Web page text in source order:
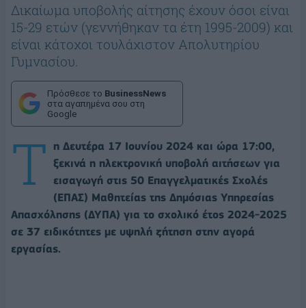
Δικαίωμα υποβολής αίτησης έχουν όσοι είναι
15-29 ετών (γεννήθηκαν τα έτη 1995-2009) και
είναι κάτοχοι τουλάχιστον Απολυτηρίου
Γυμνασίου.
Πρόσθεσε το BusinessNews
στα αγαπημένα σου στη
Google
Τ
η Δευτέρα 17 Ιουνίου 2024 και ώρα 17:00,
ξεκινά η ηλεκτρονική υποβολή αιτήσεων για
εισαγωγή στις 50 Επαγγελματικές Σχολές
(ΕΠΑΣ) Μαθητείας της Δημόσιας Υπηρεσίας
Απασχόλησης (ΔΥΠΑ) για το σχολικό έτος 2024-2025
σε 37 ειδικότητες με υψηλή ζήτηση στην αγορά
εργασίας.